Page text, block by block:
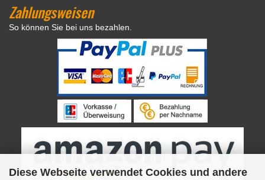
Diese Webseite verwendet Cookies und andere
Zahlungsweisen
So können Sie bei uns bezahlen.